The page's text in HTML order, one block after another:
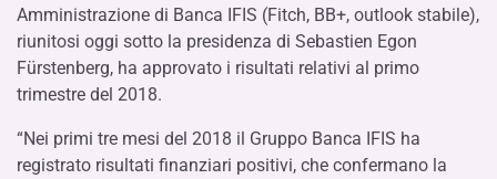
Amministrazione di Banca IFIS (Fitch, BB+, outlook stabile),
riunitosi oggi sotto la presidenza di Sebastien Egon
Fürstenberg, ha approvato i risultati relativi al primo
trimestre del 2018.
“Nei primi tre mesi del 2018 il Gruppo Banca IFIS ha
registrato risultati finanziari positivi, che confermano la